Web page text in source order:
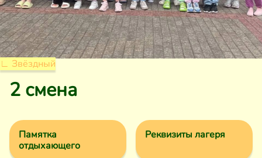
∟ Звёздный
2 смена
Памятка
отдыхающего
Реквизиты лагеря